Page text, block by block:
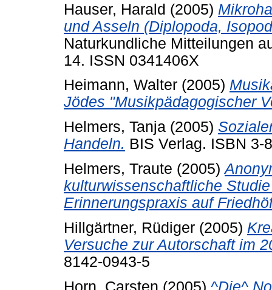
Hauser, Harald (2005)
und Asseln (Diplopoda,
Naturkundliche Mitteilungen
14. ISSN 0341406X
Heimann, Walter (2005)
Jödes "Musikpädagogischer
Helmers, Tanja (2005)
Handeln. BIS Verlag. ISBN 3-
Helmers, Traute (2005)
kulturwissenschaftliche
Erinnerungspraxis auf
Hillgärtner, Rüdiger (2005)
Versuche zur Autorschaft im
8142-0943-5
Horn, Carsten (2005) ^Die^